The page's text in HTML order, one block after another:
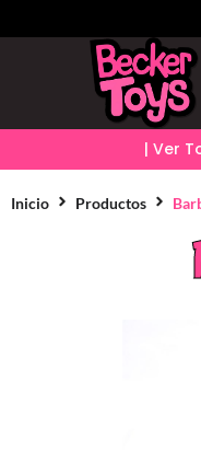
| Ver
Inicio Productos